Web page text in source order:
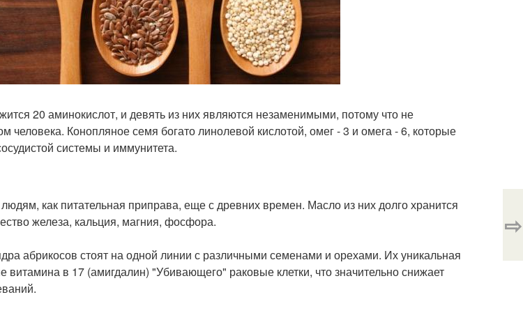
20 аминокислот, и девять из них являются незаменимыми, потому что не
человека. Конопляное семя богато линолевой кислотой, омег - 3 и омега - 6, которые
системы и иммунитета.
как питательная приправа, еще с древних времен. Масло из них долго хранится
железа, кальция, магния, фосфора.
абрикосов стоят на одной линии с различными семенами и орехами. Их уникальная
витамина в 17 (амигдалин) "Убивающего" раковые клетки, что значительно снижает
⇨